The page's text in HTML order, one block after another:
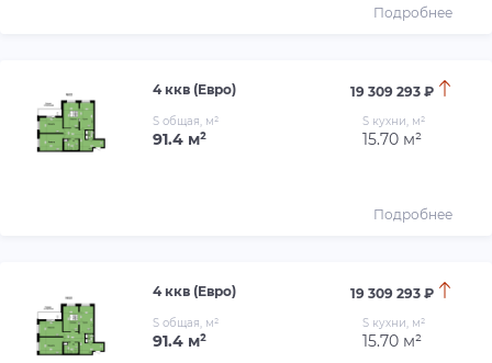
Подробнее
4 ккв (Евро) 19 309 293 ₽
S общая, м²
91.4 м²
S кухни, м²
15.70 м²
Подробнее
4 ккв (Евро) 19 309 293 ₽
S общая, м²
91.4 м²
S кухни, м²
15.70 м²